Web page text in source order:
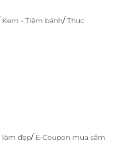
Kem - Tiệm bánh/Thực
làm đẹp/ E-Coupon mua sắm